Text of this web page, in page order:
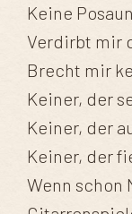
Keine
Verdirbt mir
Brecht mir
Keiner, der
Keiner, der
Keiner, der
Wenn schon